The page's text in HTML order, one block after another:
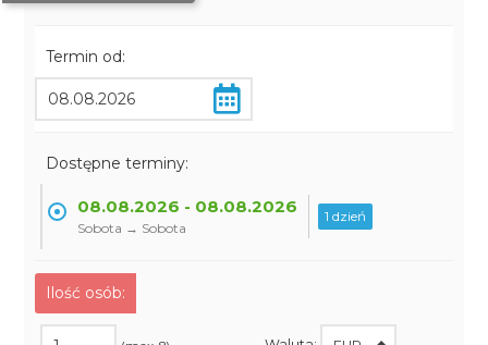
Termin od:
Dostępne terminy:
08.08.2026 - 08.08.2026
Sobota → Sobota
1 dzień
Ilość osób: